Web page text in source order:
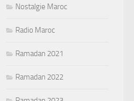
Nostalgie Maroc
Radio Maroc
Ramadan 2021
Ramadan 2022